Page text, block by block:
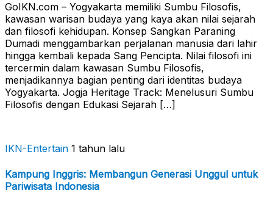
GoIKN.com – Yogyakarta memiliki Sumbu Filosofis,
kawasan warisan budaya yang kaya akan nilai sejarah
dan filosofi kehidupan. Konsep Sangkan Paraning
Dumadi menggambarkan perjalanan manusia dari lahir
hingga kembali kepada Sang Pencipta. Nilai filosofi ini
tercermin dalam kawasan Sumbu Filosofis,
menjadikannya bagian penting dari identitas budaya
Yogyakarta. Jogja Heritage Track: Menelusuri Sumbu
Filosofis dengan Edukasi Sejarah […]
IKN-Entertain 1 tahun lalu
Kampung Inggris: Membangun Generasi Unggul untuk
Pariwisata Indonesia